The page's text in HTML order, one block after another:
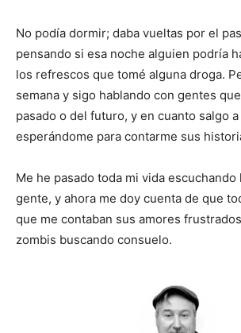
No podía dormir; daba vueltas por el
pensando si esa noche alguien podría
los refrescos que tomé alguna droga.
semana y sigo hablando con gentes
pasado o del futuro, y en cuanto salgo
esperándome para contarme sus
Me he pasado toda mi vida escuchando
gente, y ahora me doy cuenta de que
que me contaban sus amores
zombis buscando consuelo.